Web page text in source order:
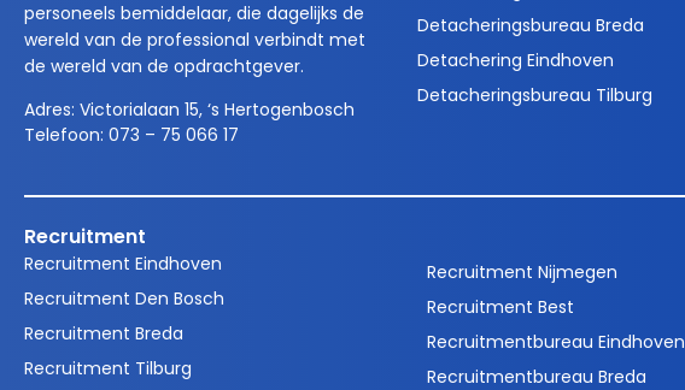
personeels bemiddelaar, die dagelijks de
wereld van de professional verbindt met
de wereld van de opdrachtgever.
Adres: Victorialaan 15, ‘s Hertogenbosch
Telefoon: 073 – 75 066 17
Detacheringsbureau Breda
Detachering Eindhoven
Detacheringsbureau Tilburg
Recruitment
Recruitment Eindhoven
Recruitment Den Bosch
Recruitment Breda
Recruitment Tilburg
Recruitment Nijmegen
Recruitment Best
Recruitmentbureau Eindhoven
Recruitmentbureau Breda